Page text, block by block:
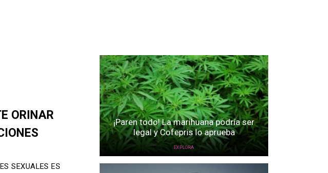
ORINAR
SEXUALES ES
¡Paren todo! La marihuana podría ser
legal y Cofepris lo aprueba
EXPLORA